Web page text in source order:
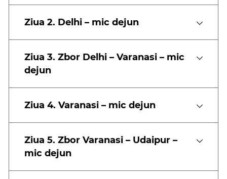
venerat templu din Udaipur
at Bagore ki Haveli” – dansuri populare
Rajasthani
explorarea orasului Pushkar
fortul Amber
Abhaneri Stepwell
orasul parasit Fatehpur Sikri
faimosul Taj Mahal
Ziua 2. Delhi – mic dejun
Ziua 3. Zbor Delhi – Varanasi – mic
dejun
Ziua 4. Varanasi – mic dejun
Ziua 5. Zbor Varanasi – Udaipur –
mic dejun